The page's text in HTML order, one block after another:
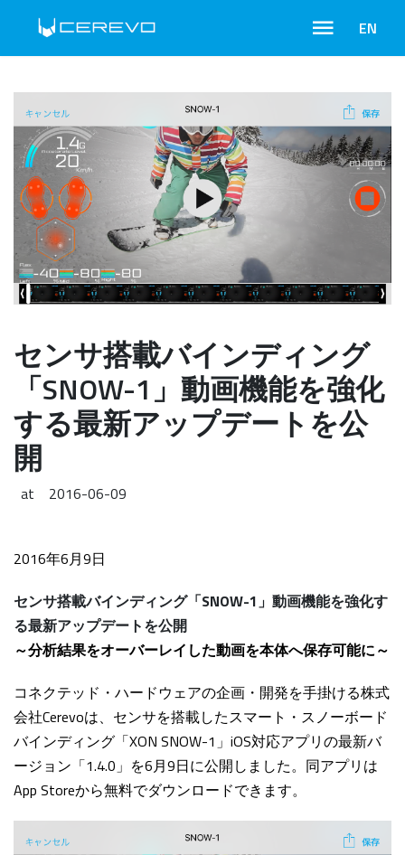
EN
センサ搭載バインディング
「SNOW-1」動画機能を強化
する最新アップデートを公
開
at 2016-06-09
2016年6月9日
センサ搭載バインディング「SNOW-1」動画機能を強化す
る最新アップデートを公開
～分析結果をオーバーレイした動画を本体へ保存可能に～
コネクテッド・ハードウェアの企画・開発を手掛ける株式
会社Cerevoは、センサを搭載したスマート・スノーボード
バインディング「XON SNOW-1」iOS対応アプリの最新バ
ージョン「1.4.0」を6月9日に公開しました。同アプリは
App Storeから無料でダウンロードできます。